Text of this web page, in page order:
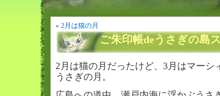
« 2月は猫の月
ご朱印帳deうさぎの島
2月は猫の月だったけど、3月はマーシ
うさぎの月。